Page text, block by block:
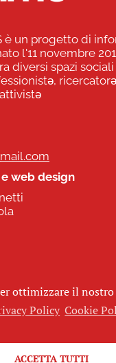
è un progetto di
l'11 novembre
diversi spazi sociali
web design
ottimizzare il
Policy Cookie
ACCETTA TUTTI